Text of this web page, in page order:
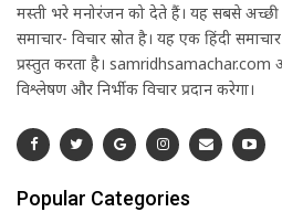
मस्ती भरे मनोरंजन को देते हैं। यह सबसे अच्छी
समाचार- विचार स्रोत है। यह एक हिंदी
प्रस्तुत करता है। samridhsamachar.com
विश्लेषण और निर्भीक विचार प्रदान करेगा।
Popular Categories